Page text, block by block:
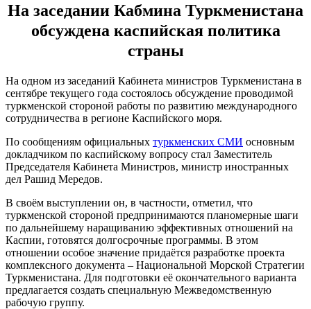
На заседании Кабмина Туркменистана
обсуждена каспийская политика
страны
На одном из заседаний Кабинета министров Туркменистана в
сентябре текущего года состоялось обсуждение проводимой
туркменской стороной работы по развитию международного
сотрудничества в регионе Каспийского моря.
По сообщениям официальных туркменских СМИ основным
докладчиком по каспийскому вопросу стал Заместитель
Председателя Кабинета Министров, министр иностранных
дел Рашид Мередов.
В своём выступлении он, в частности, отметил, что
туркменской стороной предпринимаются планомерные шаги
по дальнейшему наращиванию эффективных отношений на
Каспии, готовятся долгосрочные программы. В этом
отношении особое значение придаётся разработке проекта
комплексного документа – Национальной Морской Стратегии
Туркменистана. Для подготовки её окончательного варианта
предлагается создать специальную Межведомственную
рабочую группу.